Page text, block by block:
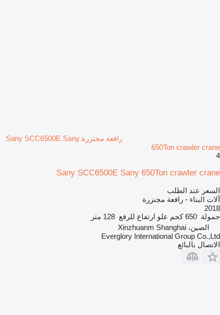
رافعة مجنزرة Sany SCC6500E Sany
650Ton crawler crane
4
Sany SCC6500E Sany 650Ton crawler crane
السعر عند الطلب
آلات البناء - رافعة مجنزرة
2018
حمولة 650 كجم علو ارتفاع للرفع 128 متر
الصين، Xinzhuanm Shanghai
Everglory International Group Co.,Ltd
الاتصال بالبائع